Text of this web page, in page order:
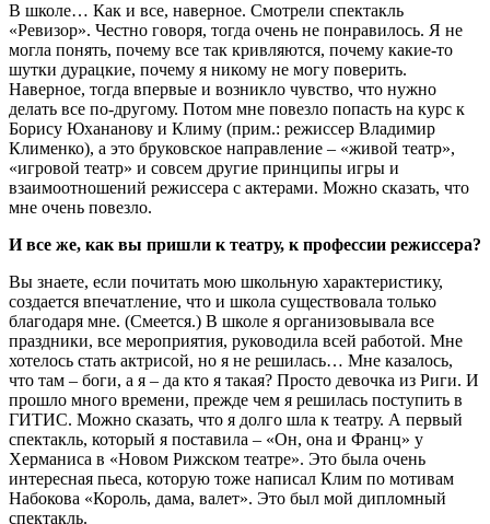
В школе… Как и все, наверное. Смотрели спектакль
«Ревизор». Честно говоря, тогда очень не понравилось. Я не
могла понять, почему все так кривляются, почему какие-то
шутки дурацкие, почему я никому не могу поверить.
Наверное, тогда впервые и возникло чувство, что нужно
делать все по-другому. Потом мне повезло попасть на курс к
Борису Юхананову и Климу (прим.: режиссер Владимир
Клименко), а это бруковское направление – «живой театр»,
«игровой театр» и совсем другие принципы игры и
взаимоотношений режиссера с актерами. Можно сказать, что
мне очень повезло.
И все же, как вы пришли к театру, к профессии режиссера?
Вы знаете, если почитать мою школьную характеристику,
создается впечатление, что и школа существовала только
благодаря мне. (Смеется.) В школе я организовывала все
праздники, все мероприятия, руководила всей работой. Мне
хотелось стать актрисой, но я не решилась… Мне казалось,
что там – боги, а я – да кто я такая? Просто девочка из Риги. И
прошло много времени, прежде чем я решилась поступить в
ГИТИС. Можно сказать, что я долго шла к театру. А первый
спектакль, который я поставила – «Он, она и Франц» у
Херманиса в «Новом Рижском театре». Это была очень
интересная пьеса, которую тоже написал Клим по мотивам
Набокова «Король, дама, валет». Это был мой дипломный
спектакль.